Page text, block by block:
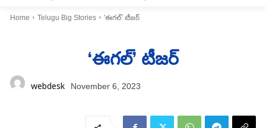
Home Telugu Big Stories 'ఈగల్‌' టీజర్‌
‘ఈగల్‌’ టీజర్‌
webdesk November 6, 2023